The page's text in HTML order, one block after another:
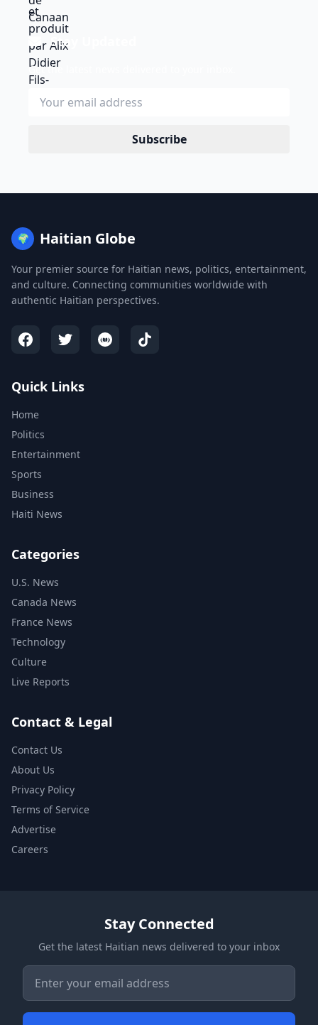
Stay Updated
Get the latest news delivered to your inbox.
Subscribe
🌍 Haitian Globe
Your premier source for Haitian news, politics, entertainment,
and culture. Connecting communities worldwide with
authentic Haitian perspectives.
Quick Links
Home
Politics
Entertainment
Sports
Business
Haiti News
Categories
U.S. News
Canada News
France News
Technology
Culture
Live Reports
Contact & Legal
Contact Us
About Us
Privacy Policy
Terms of Service
Advertise
Careers
Stay Connected
Get the latest Haitian news delivered to your inbox